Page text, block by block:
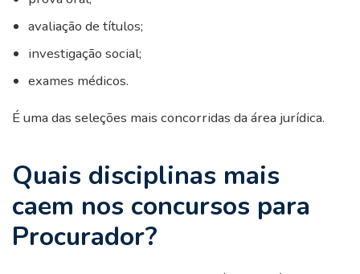
avaliação de títulos;
investigação social;
exames médicos.
É uma das seleções mais concorridas da área jurídica.
Quais disciplinas mais
caem nos concursos para
Procurador?